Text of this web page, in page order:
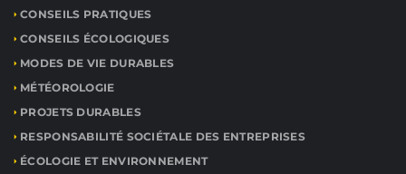
CONSEILS PRATIQUES
CONSEILS ÉCOLOGIQUES
MODES DE VIE DURABLES
MÉTÉOROLOGIE
PROJETS DURABLES
RESPONSABILITÉ SOCIÉTALE DES ENTREPRISES
ÉCOLOGIE ET ENVIRONNEMENT